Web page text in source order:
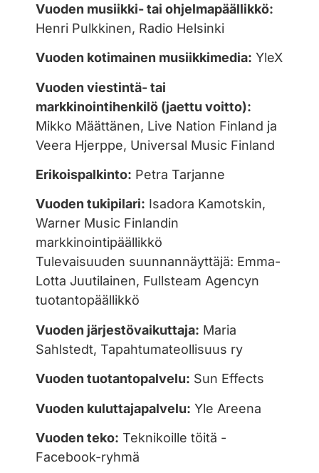
Vuoden musiikki- tai ohjelmapäällikkö:
Henri Pulkkinen, Radio Helsinki
Vuoden kotimainen musiikkimedia: YleX
Vuoden viestintä- tai
markkinointihenkilö (jaettu voitto):
Mikko Määttänen, Live Nation Finland ja
Veera Hjerppe, Universal Music Finland
Erikoispalkinto: Petra Tarjanne
Vuoden tukipilari: Isadora Kamotskin,
Warner Music Finlandin
markkinointipäällikkö
Tulevaisuuden suunnannäyttäjä: Emma-
Lotta Juutilainen, Fullsteam Agencyn
tuotantopäällikkö
Vuoden järjestövaikuttaja: Maria
Sahlstedt, Tapahtumateollisuus ry
Vuoden tuotantopalvelu: Sun Effects
Vuoden kuluttajapalvelu: Yle Areena
Vuoden teko: Teknikoille töitä -
Facebook-ryhmä